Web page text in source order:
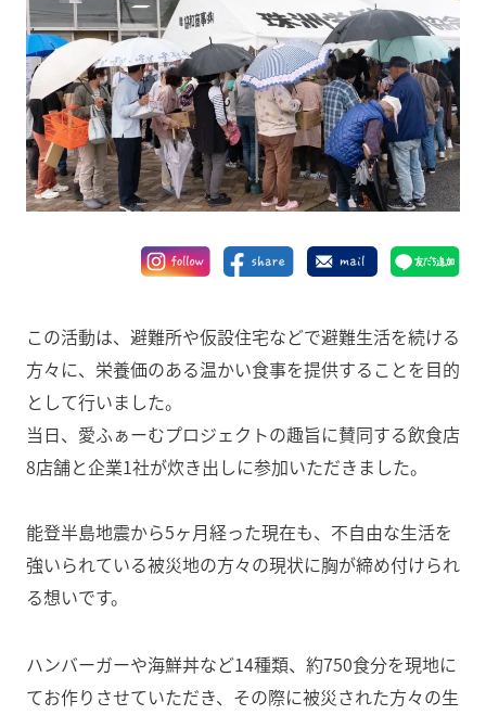
この活動は、避難所や仮設住宅などで避難生活を続ける
方々に、栄養価のある温かい食事を提供することを目的
として行いました。
当日、愛ふぁーむプロジェクトの趣旨に賛同する飲食店
8店舗と企業1社が炊き出しに参加いただきました。
能登半島地震から5ヶ月経った現在も、不自由な生活を
強いられている被災地の方々の現状に胸が締め付けられ
る想いです。
ハンバーガーや海鮮丼など14種類、約750食分を現地に
てお作りさせていただき、その際に被災された方々の生